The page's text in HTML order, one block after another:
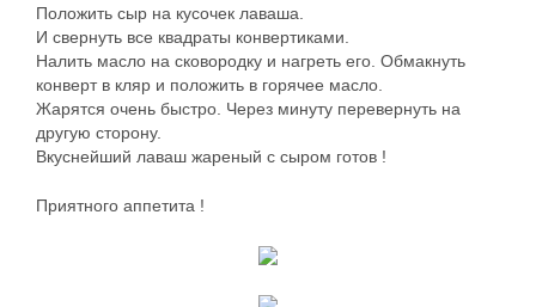
Положить сыр на кусочек лаваша.
И свернуть все квадраты конвертиками.
Налить масло на сковородку и нагреть его. Обмакнуть
конверт в кляр и положить в горячее масло.
Жарятся очень быстро. Через минуту перевернуть на
другую сторону.
Вкуснейший лаваш жареный с сыром готов !
Приятного аппетита !